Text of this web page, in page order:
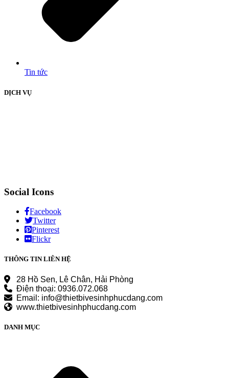
Tin tức
DỊCH VỤ
Social Icons
Facebook
Twitter
Pinterest
Flickr
THÔNG TIN LIÊN HỆ
28 Hồ Sen, Lê Chân, Hải Phòng
Điện thoại: 0936.072.068
Email: info@thietbivesinhphucdang.com
www.thietbivesinhphucdang.com
DANH MỤC